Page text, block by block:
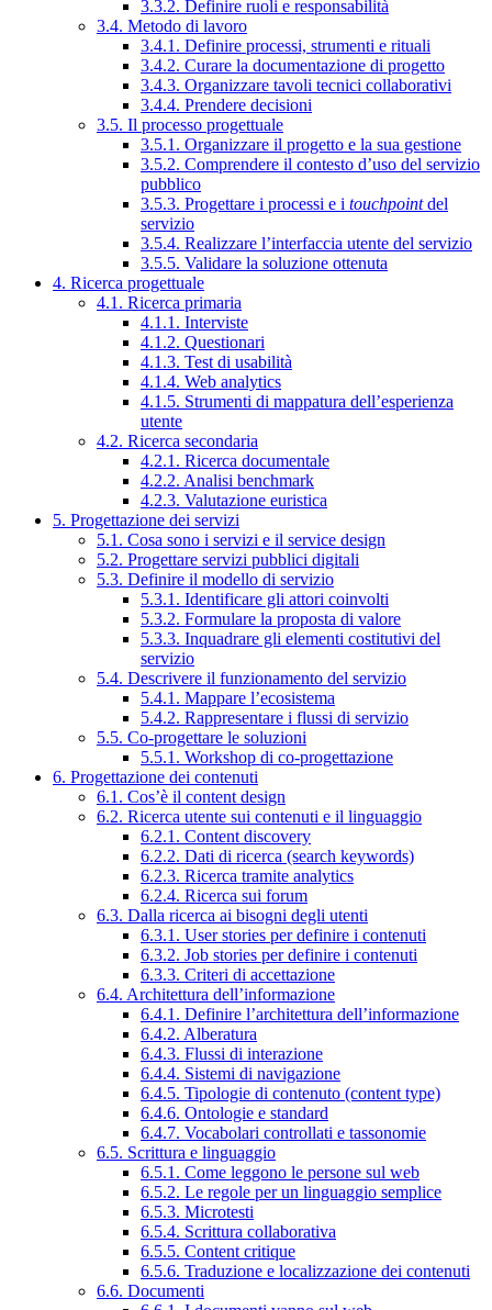
3.3.2. Definire ruoli e responsabilità
3.4. Metodo di lavoro
3.4.1. Definire processi, strumenti e rituali
3.4.2. Curare la documentazione di progetto
3.4.3. Organizzare tavoli tecnici collaborativi
3.4.4. Prendere decisioni
3.5. Il processo progettuale
3.5.1. Organizzare il progetto e la sua gestione
3.5.2. Comprendere il contesto d’uso del servizio
pubblico
3.5.3. Progettare i processi e i touchpointdel
servizio
3.5.4. Realizzare l’interfaccia utente del servizio
3.5.5. Validare la soluzione ottenuta
4. Ricerca progettuale
4.1. Ricerca primaria
4.1.1. Interviste
4.1.2. Questionari
4.1.3. Test di usabilità
4.1.4. Web analytics
4.1.5. Strumenti di mappatura dell’esperienza
utente
4.2. Ricerca secondaria
4.2.1. Ricerca documentale
4.2.2. Analisi benchmark
4.2.3. Valutazione euristica
5. Progettazione dei servizi
5.1. Cosa sono i servizi e il service design
5.2. Progettare servizi pubblici digitali
5.3. Definire il modello di servizio
5.3.1. Identificare gli attori coinvolti
5.3.2. Formulare la proposta di valore
5.3.3. Inquadrare gli elementi costitutivi del
servizio
5.4. Descrivere il funzionamento del servizio
5.4.1. Mappare l’ecosistema
5.4.2. Rappresentare i flussi di servizio
5.5. Co-progettare le soluzioni
5.5.1. Workshop di co-progettazione
6. Progettazione dei contenuti
6.1. Cos’è il content design
6.2. Ricerca utente sui contenuti e il linguaggio
6.2.1. Content discovery
6.2.2. Dati di ricerca (search keywords)
6.2.3. Ricerca tramite analytics
6.2.4. Ricerca sui forum
6.3. Dalla ricerca ai bisogni degli utenti
6.3.1. User stories per definire i contenuti
6.3.2. Job stories per definire i contenuti
6.3.3. Criteri di accettazione
6.4. Architettura dell’informazione
6.4.1. Definire l’architettura dell’informazione
6.4.2. Alberatura
6.4.3. Flussi di interazione
6.4.4. Sistemi di navigazione
6.4.5. Tipologie di contenuto (content type)
6.4.6. Ontologie e standard
6.4.7. Vocabolari controllati e tassonomie
6.5. Scrittura e linguaggio
6.5.1. Come leggono le persone sul web
6.5.2. Le regole per un linguaggio semplice
6.5.3. Microtesti
6.5.4. Scrittura collaborativa
6.5.5. Content critique
6.5.6. Traduzione e localizzazione dei contenuti
6.6. Documenti